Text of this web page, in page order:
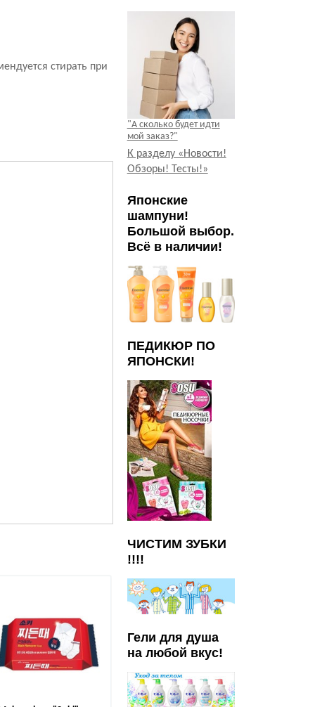
стирать при
"А сколько будет идти
мой заказ?"
К разделу «Новости!
Обзоры! Тесты!»
Японские
шампуни!
Большой выбор.
Всё в наличии!
ПЕДИКЮР ПО
ЯПОНСКИ!
ЧИСТИМ ЗУБКИ
!!!!
Гели для душа
на любой вкус!